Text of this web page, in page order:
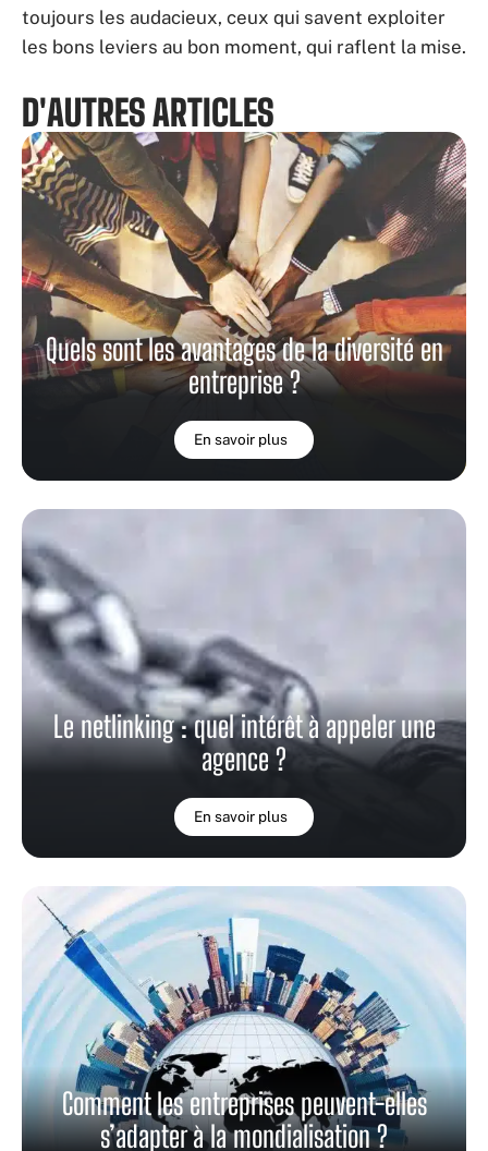
toujours les audacieux, ceux qui savent exploiter
les bons leviers au bon moment, qui raflent la mise.
D'AUTRES ARTICLES
Quels sont les avantages de la diversité en
entreprise ?
En savoir plus
Le netlinking : quel intérêt à appeler une
agence ?
En savoir plus
Comment les entreprises peuvent-elles
s’adapter à la mondialisation ?